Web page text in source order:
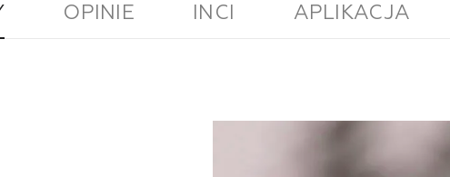
OPINIE INCI APLIKACJA